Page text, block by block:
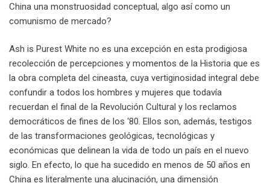
China una monstruosidad conceptual, algo así como un
comunismo de mercado?
Ash is Purest White no es una excepción en esta prodigiosa
recolección de percepciones y momentos de la Historia que es
la obra completa del cineasta, cuya vertiginosidad integral debe
confundir a todos los hombres y mujeres que todavía
recuerdan el final de la Revolución Cultural y los reclamos
democráticos de fines de los ‘80. Ellos son, además, testigos
de las transformaciones geológicas, tecnológicas y
económicas que delinean la vida de todo un país en el nuevo
siglo. En efecto, lo que ha sucedido en menos de 50 años en
China es literalmente una alucinación, una dimensión